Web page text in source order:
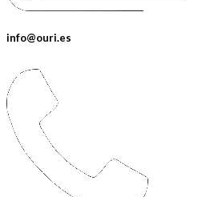
info@ouri.es